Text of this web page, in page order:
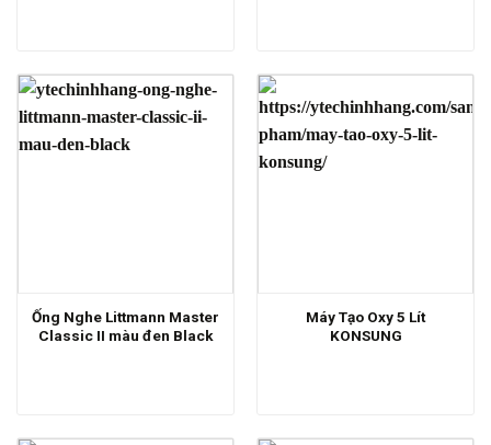
Ống Nghe Littmann Master
Classic II màu đen Black
Máy Tạo Oxy 5 Lít
KONSUNG